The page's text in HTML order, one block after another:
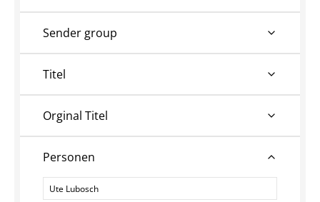
Sender group
Titel
Orginal Titel
Personen
Personen